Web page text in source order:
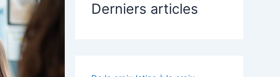
Derniers articles